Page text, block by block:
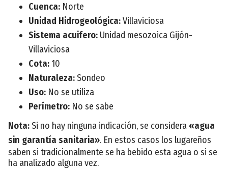
Cuenca: Norte
Unidad Hidrogeológica:Villaviciosa
Sistema acuifero: Unidad mesozoica Gijón-
Villaviciosa
Cota: 10
Naturaleza:Sondeo
Uso: No se utiliza
Perímetro: No se sabe
Nota:Si no hay ninguna indicación, se considera «agua
sin garantía sanitaria». En estos casos los lugareños
saben si tradicionalmente se ha bebido esta agua o si se
ha analizado alguna vez.